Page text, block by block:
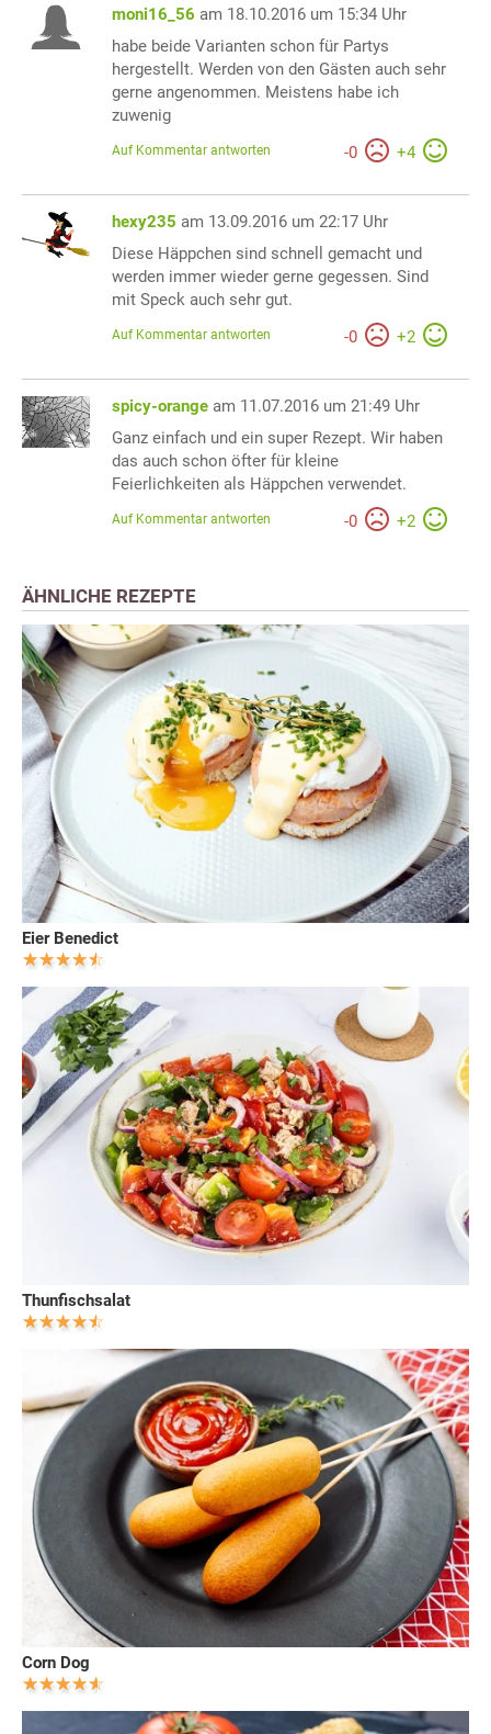
moni16_56 am 18.10.2016 um 15:34 Uhr
habe beide Varianten schon für Partys
hergestellt. Werden von den Gästen auch sehr
gerne angenommen. Meistens habe ich
zuwenig
-0 +4
Auf Kommentar antworten
hexy235 am 13.09.2016 um 22:17 Uhr
Diese Häppchen sind schnell gemacht und
werden immer wieder gerne gegessen. Sind
mit Speck auch sehr gut.
-0 +2
Auf Kommentar antworten
spicy-orange am 11.07.2016 um 21:49 Uhr
Ganz einfach und ein super Rezept. Wir haben
das auch schon öfter für kleine
Feierlichkeiten als Häppchen verwendet.
-0 +2
Auf Kommentar antworten
ÄHNLICHE REZEPTE
Eier Benedict
Thunfischsalat
Corn Dog